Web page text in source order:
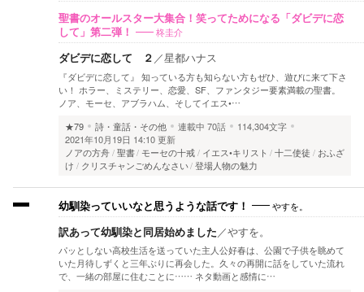
聖書のオールスター大集合！笑ってためになる「ダビデに恋
して」第二弾！
柊圭介
ダビデに恋して ２ ／星都ハナス
『ダビデに恋して』 知っている方も知らない方もぜひ、遊びに来て下さ
い！ ホラー、ミステリー、恋愛、SF、ファンタジー要素満載の聖書。
ノア、モーセ、アブラハム、そしてイエス•…
★79
詩・童話・その他 連載中 70話
114,304文字
2021年10月19日 14:10 更新
ノアの方舟 聖書 モーセの十戒 イエス•キリスト 十二使徒
おふざ
け
クリスチャンごめんなさい 登場人物の魅力
幼馴染っていいなと思うような話です！ やすを。
訳あって幼馴染と同居始めました ／やすを。
パッとしない高校生活を送っていた主人公好春は、公園で子供を眺めて
いた月待しずくと三年ぶりに再会した。久々の再開に話をしていた流れ
で、一緒の部屋に住むことに…… ネタ動画と感情に…